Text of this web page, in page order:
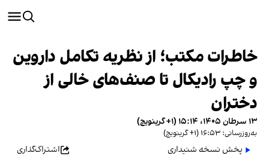
خاطرات مکتب؛ از نظریه تکامل داروین
و چپ رادیکال تا صنف‌های خالی از
دختران
۱۳ سرطان ۱۴۰۵، ۱۵:۱۴ (‎+۱ گرینویچ)
به‌روزرسانی: ۱۶:۵۳ (‎+۱ گرینویچ)
پخش نسخه شنیداری اشتراک‌گذاری